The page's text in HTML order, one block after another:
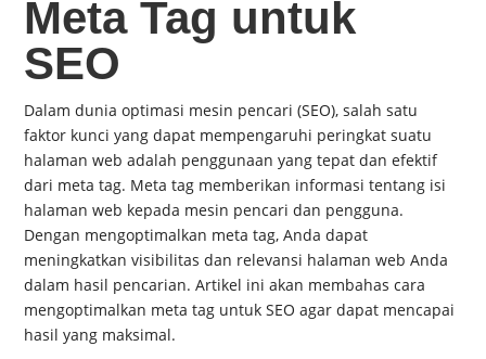
Meta Tag untuk
SEO
Dalam dunia optimasi mesin pencari (SEO), salah satu
faktor kunci yang dapat mempengaruhi peringkat suatu
halaman web adalah penggunaan yang tepat dan efektif
dari meta tag. Meta tag memberikan informasi tentang isi
halaman web kepada mesin pencari dan pengguna.
Dengan mengoptimalkan meta tag, Anda dapat
meningkatkan visibilitas dan relevansi halaman web Anda
dalam hasil pencarian. Artikel ini akan membahas cara
mengoptimalkan meta tag untuk SEO agar dapat mencapai
hasil yang maksimal.